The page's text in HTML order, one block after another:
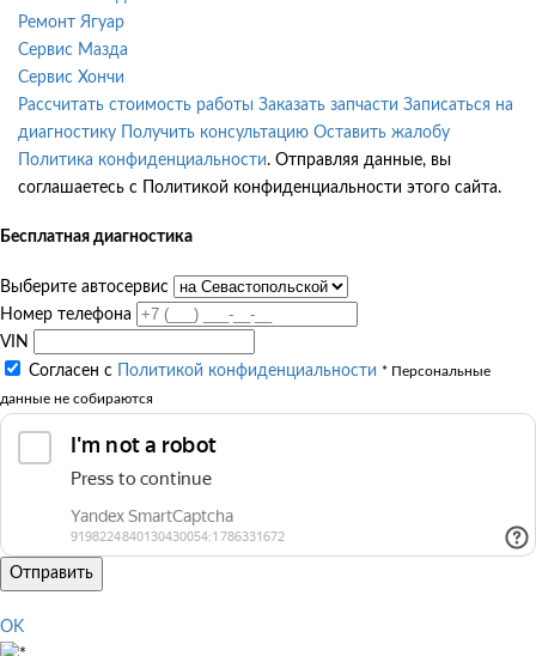
Ремонт Ягуар
Сервис Мазда
Сервис Хончи
Рассчитать стоимость работы Заказать запчасти Записаться на
диагностику
Получить консультацию Оставить жалобу
Политика конфиденциальности. Отправляя данные, вы
соглашаетесь с Политикой конфиденциальности этого сайта.
Бесплатная диагностика
Выберите автосервис
Номер телефона
VIN
Согласен с
Политикой конфиденциальности * Персональные
данные не собираются
Отправить
OK